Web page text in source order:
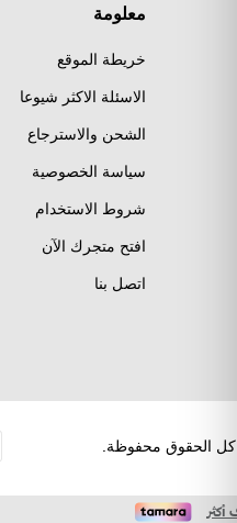
معلومة
خريطة الموقع
الاسئلة الاكثر شيوعا
الشحن والاسترجاع
سياسة الخصوصية
شروط الاستخدام
افتح متجرك الآن
اتصل بنا